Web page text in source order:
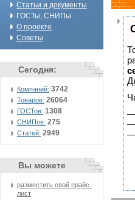
Статьи и документы
ГОСТы, СНИПы
О проекте
Советы
Сегодня:
Компаний: 3742
Товаров: 26064
ГОСТов: 1308
СНИПов: 275
Статей: 2949
Вы можете
разместить свой прайс-
лист